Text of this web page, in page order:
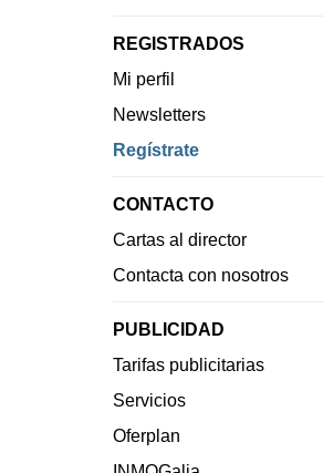
REGISTRADOS
Mi perfil
Newsletters
Regístrate
CONTACTO
Cartas al director
Contacta con nosotros
PUBLICIDAD
Tarifas publicitarias
Servicios
Oferplan